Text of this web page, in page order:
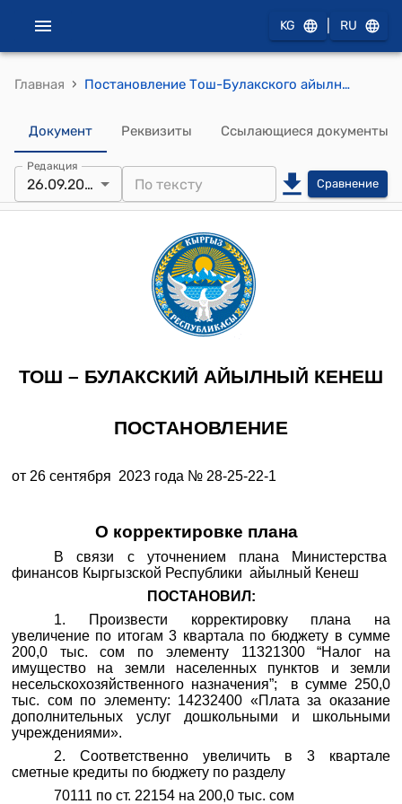
KG RU
Главная › Постановление Тош-Булакского айылного кенеша от 26 сентября 2023 года № 28-25/22/1 "О корректировке плана"
Документ Реквизиты Ссылающиеся документы
Редакция
26.09.2023 Сравнение